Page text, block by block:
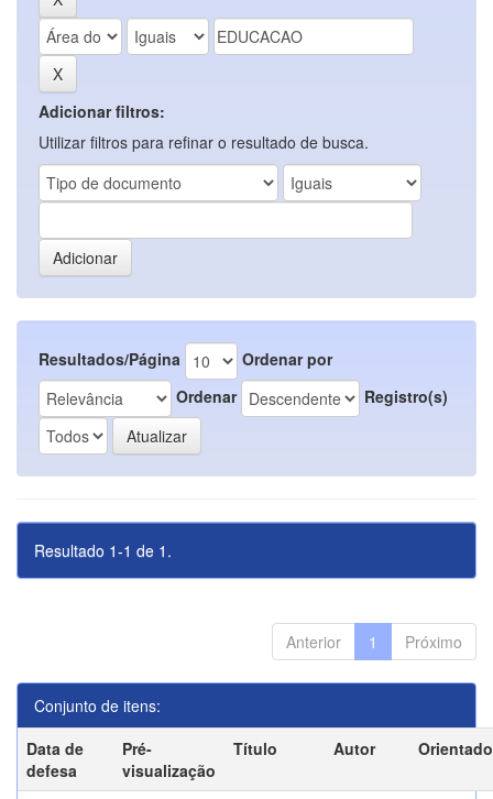
Adicionar filtros:
Utilizar filtros para refinar o resultado de busca.
Resultados/Página
Ordenar por
Ordenar
Registro(s)
Resultado 1-1 de 1.
Anterior 1 Próximo
Conjunto de itens:
Data de
defesa
Pré-
visualização
Título Autor